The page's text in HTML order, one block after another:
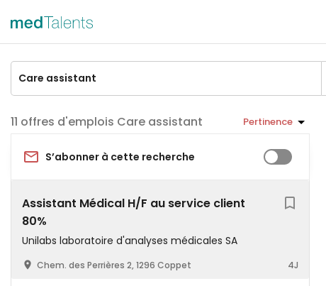
offres d'emplois Care assistant Pertinence
S’abonner à cette recherche
Assistant Médical H/F au service client
80%
Unilabs laboratoire d'analyses médicales SA
Chem. des Perrières 2, 1296 Coppet 4J